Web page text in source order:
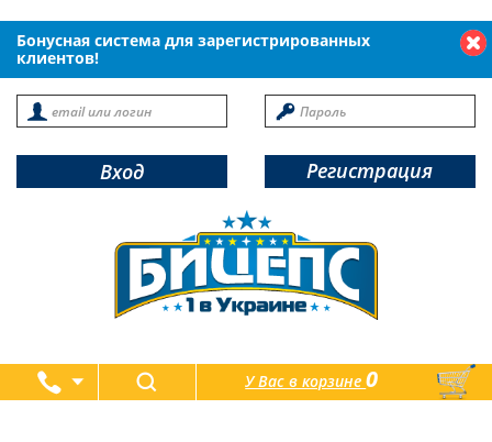
Бонусная система для зарегистрированных
клиентов!
Вход Регистрация
У Вас в корзине0
товаров